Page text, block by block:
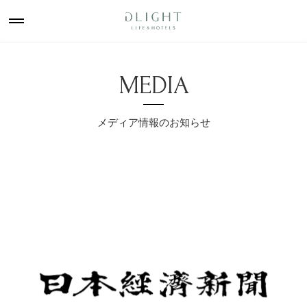
MEDIA
メディア情報のお知らせ